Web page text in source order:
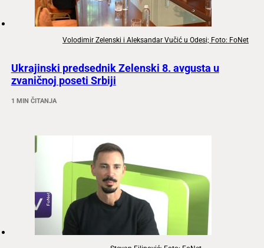
Volodimir Zelenski i Aleksandar Vučić u Odesi; Foto: FoNet
Ukrajinski predsednik Zelenski 8. avgusta u
zvaničnoj poseti Srbiji
1 MIN ČITANJA